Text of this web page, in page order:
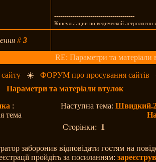
----------------------------------------
Консультации по ведической астрологии
#3
RE: Параметри та матеріали
☀️ФОРУМ про просування сайтів
Параметри та матеріали втулок
:
тема
Наступна тема:
Сторінки: 1
заборонив відповідати гостям на
пройдіть за посиланням: